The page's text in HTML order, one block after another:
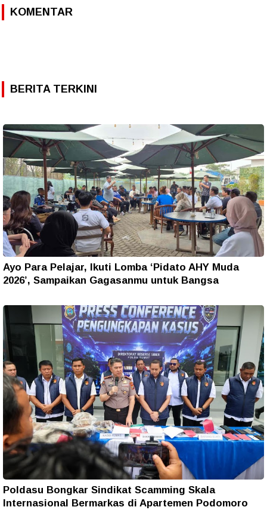
KOMENTAR
BERITA TERKINI
Ayo Para Pelajar, Ikuti Lomba ‘Pidato AHY Muda
2026’, Sampaikan Gagasanmu untuk Bangsa
Poldasu Bongkar Sindikat Scamming Skala
Internasional Bermarkas di Apartemen Podomoro